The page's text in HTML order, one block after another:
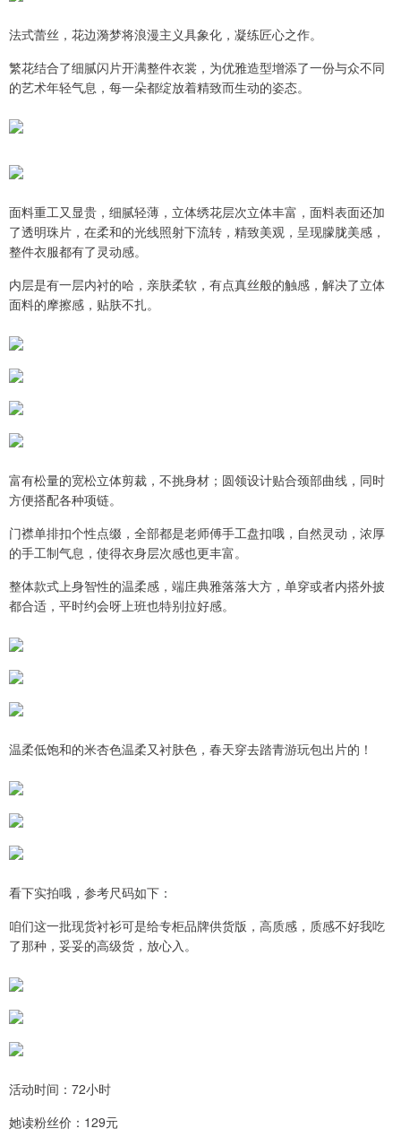
法式蕾丝，花边漪梦将浪漫主义具象化，凝练匠心之作。
繁花结合了细腻闪片开满整件衣裳，为优雅造型增添了一份与众不同
的艺术年轻气息，每一朵都绽放着精致而生动的姿态。
面料重工又显贵，细腻轻薄，立体绣花层次立体丰富，面料表面还加
了透明珠片，在柔和的光线照射下流转，精致美观，呈现朦胧美感，
整件衣服都有了灵动感。
内层是有一层内衬的哈，亲肤柔软，有点真丝般的触感，解决了立体
面料的摩擦感，贴肤不扎。
富有松量的宽松立体剪裁，不挑身材；圆领设计贴合颈部曲线，同时
方便搭配各种项链。
门襟单排扣个性点缀，全部都是老师傅手工盘扣哦，自然灵动，浓厚
的手工制气息，使得衣身层次感也更丰富。
整体款式上身智性的温柔感，端庄典雅落落大方，单穿或者内搭外披
都合适，平时约会呀上班也特别拉好感。
温柔低饱和的米杏色温柔又衬肤色，春天穿去踏青游玩包出片的！
看下实拍哦，参考尺码如下：
咱们这一批现货衬衫可是给专柜品牌供货版，高质感，质感不好我吃
了那种，妥妥的高级货，放心入。
活动时间：72小时
她读粉丝价：129元